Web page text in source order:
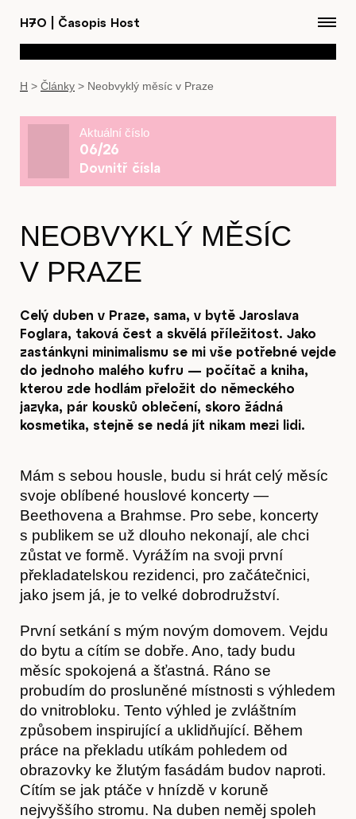
H7O Časopis Host
H > Články > Neobvyklý měsíc v Praze
Aktuální číslo
06/26
Dovnitř čísla
NEOBVYKLÝ MĚSÍC
V PRAZE
Celý duben v Praze, sama, v bytě Jaroslava
Foglara, taková čest a skvělá příležitost. Jako
zastánkyni minimalismu se mi vše potřebné vejde
do jednoho malého kufru — počítač a kniha,
kterou zde hodlám přeložit do německého
jazyka, pár kousků oblečení, skoro žádná
kosmetika, stejně se nedá jít nikam mezi lidi.
Mám s sebou housle, budu si hrát celý měsíc
svoje oblíbené houslové koncerty —
Beethovena a Brahmse. Pro sebe, koncerty
s publikem se už dlouho nekonají, ale chci
zůstat ve formě. Vyrážím na svoji první
překladatelskou rezidenci, pro začátečnici,
jako jsem já, je to velké dobrodružství.
První setkání s mým novým domovem. Vejdu
do bytu a cítím se dobře. Ano, tady budu
měsíc spokojená a šťastná. Ráno se
probudím do prosluněné místnosti s výhledem
do vnitrobloku. Tento výhled je zvláštním
způsobem inspirující a uklidňující. Během
práce na překladu utíkám pohledem od
obrazovky ke žlutým fasádám budov naproti.
Cítím se jak ptáče v hnízdě v koruně
nejvyššího stromu. Na duben neměj spoleh